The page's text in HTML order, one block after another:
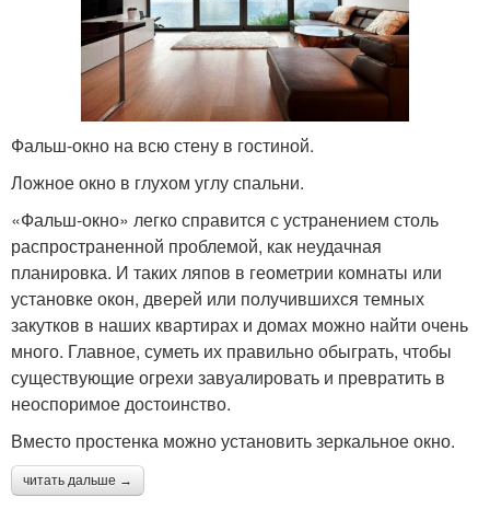
Фальш-окно на всю стену в гостиной.
Ложное окно в глухом углу спальни.
«Фальш-окно» легко справится с устранением столь
распространенной проблемой, как неудачная
планировка. И таких ляпов в геометрии комнаты или
установке окон, дверей или получившихся темных
закутков в наших квартирах и домах можно найти очень
много. Главное, суметь их правильно обыграть, чтобы
существующие огрехи завуалировать и превратить в
неоспоримое достоинство.
Вместо простенка можно установить зеркальное окно.
читать дальше →